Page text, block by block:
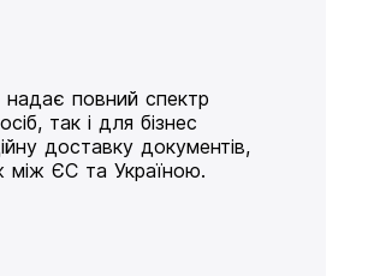
повний спектр
так і для бізнес
доставку документів,
між ЄС та Україною.